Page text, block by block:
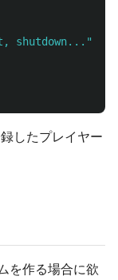
shutdown..."
したプレイヤー
を作る場合に欲